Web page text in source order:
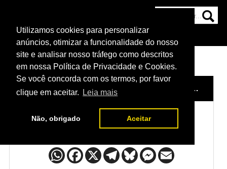
Utilizamos cookies para personalizar
anúncios, otimizar a funcionalidade do nosso
site e analisar nosso tráfego como descritos
em nossa Política de Privacidade e Cookies.
Se você concorda com os termos, por favor
clique em aceitar.
Leia mais
Não, obrigado Aceitar
NOTÍCIAS
HOME EVENTO / UFC 280
Petr Yan x Sean O'Malley